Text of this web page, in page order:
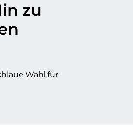
zu
Wahl für